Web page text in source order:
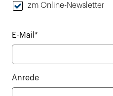
zm Online-Newsletter
E-Mail*
Anrede